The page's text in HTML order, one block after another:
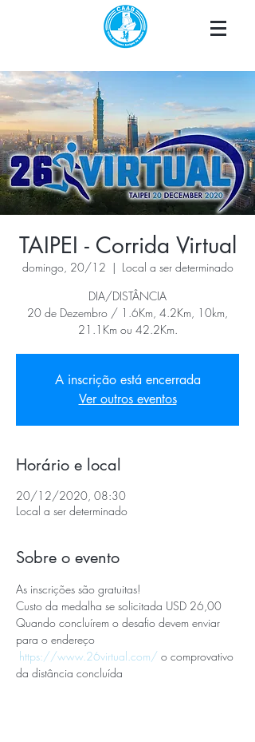
TAIPEI - Corrida Virtual
domingo, 20/12
  |
Local a ser determinado
DIA/DISTÂNCIA
20 de Dezembro / 1.6Km, 4.2Km, 10km,
21.1Km ou 42.2Km.
A inscrição está encerrada
Ver outros eventos
Horário e local
20/12/2020, 08:30
Local a ser determinado
Sobre o evento
As inscrições são gratuitas!
Custo da medalha se solicitada USD 26,00
Quando concluírem o desafio devem enviar
para o endereço
https://www.26virtual.com/ o comprovativo
da distância concluída